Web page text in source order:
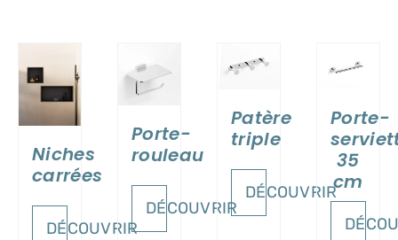
Niches
carrées
DÉCOUVRIR
DÉTAILS
Porte-
rouleau
DÉCOUVRIR
DÉTAILS
Patère
triple
DÉCOUVRIR
DÉTAILS
Porte-
35
cm